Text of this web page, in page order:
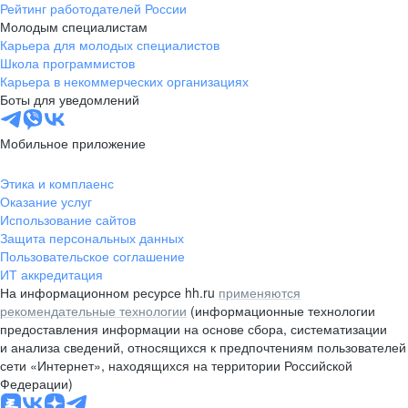
Рейтинг работодателей России
Молодым специалистам
Карьера для молодых специалистов
Школа программистов
Карьера в некоммерческих организациях
Боты для уведомлений
Мобильное приложение
Этика и комплаенс
Оказание услуг
Использование сайтов
Защита персональных данных
Пользовательское соглашение
ИТ аккредитация
На информационном ресурсе hh.ru применяются
рекомендательные технологии (информационные технологии
предоставления информации на основе сбора, систематизации
и анализа сведений, относящихся к предпочтениям пользователей
сети «Интернет», находящихся на территории Российской
Федерации)